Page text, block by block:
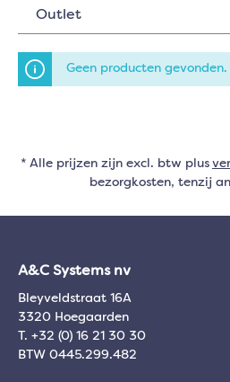
Outlet
Geen producten gevonden.
* Alle prijzen zijn excl. btw plus
bezorgkosten, tenzij
A&C Systems nv
Bleyveldstraat 16A
3320 Hoegaarden
T. +32 (0) 16 21 30 30
BTW 0445.299.482